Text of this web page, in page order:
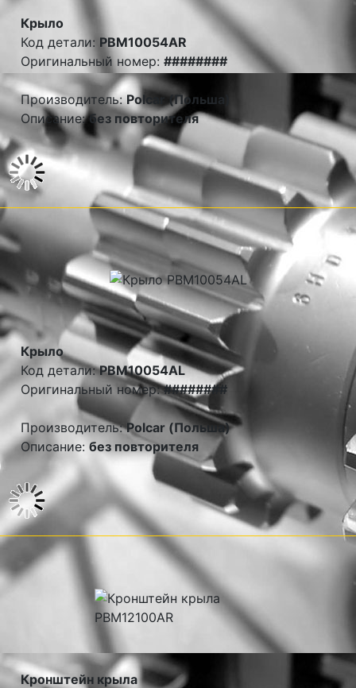
Крыло
Код детали: PBM10054AR
Оригинальный номер: ########
Производитель:Polcar (Польша)
Описание:без повторителя
Крыло
Код детали:PBM10054AL
Оригинальный номер:########
Производитель:Polcar (Польша)
Описание: без повторителя
Кронштейн крыла